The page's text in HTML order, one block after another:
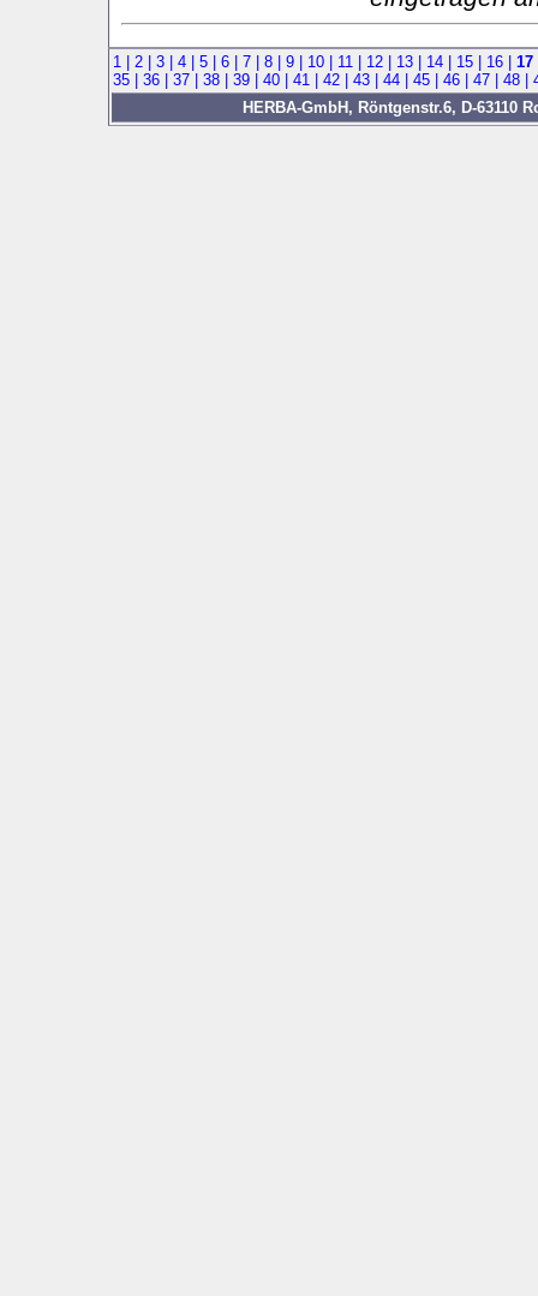
1 | 2 | 3 | 4 | 5 | 6 | 7 | 8 | 9 | 10 | 11 | 12 | 13 | 14 | 15 | 16 |
35 | 36 | 37 | 38 | 39 | 40 | 41 | 42 | 43 | 44 | 45 | 46 | 47 | 48 |
HERBA-GmbH, Röntgenstr.6, D-63110